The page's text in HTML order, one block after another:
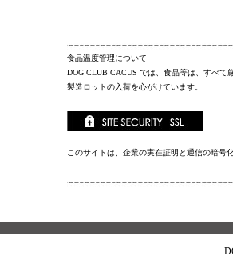
食品温度管理について
DOG CLUB CACUS では、食品等は、すべて
製造ロットの入荷を心がけています。
このサイトは、企業の実在証明と通信の暗号